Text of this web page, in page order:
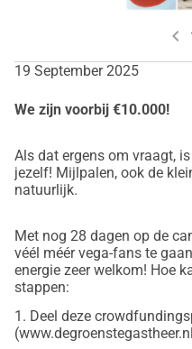
bieden! En dat is
leggen: het liefst
direct in het
Michelin zelf is
geïnformeerd.
Zo’n
niet met halve
zonder gedegen
chevron_left
19 September 2025
We zijn voorbij €10.000!
Als dat ergens om vraagt,
jezelf! Mijlpalen, ook de
natuurlijk.
Met nog 28 dagen op de
véél méér vega-fans te
energie zeer welkom! Hoe
stappen:
1. Deel deze